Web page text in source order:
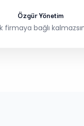
Özgür Yönetim
firmaya bağlı